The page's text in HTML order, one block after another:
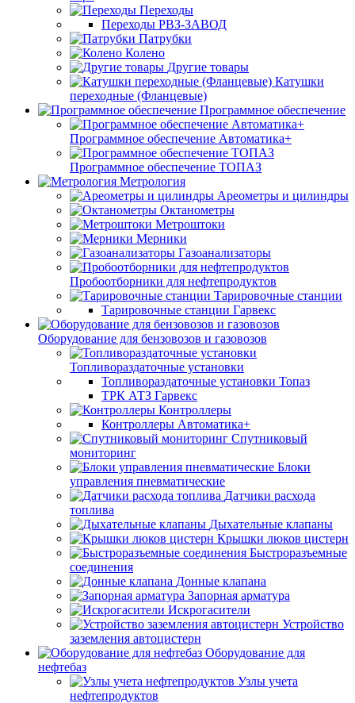
Переходы
Переходы РВЗ-ЗАВОД
Патрубки
Колено
Другие товары
Катушки
переходные (Фланцевые)
Программное обеспечение
Программное обеспечение Автоматика+
Программное обеспечение ТОПАЗ
Метрология
Ареометры и цилиндры
Октанометры
Метроштоки
Мерники
Газоанализаторы
Пробоотборники для нефтепродуктов
Тарировочные станции
Тарировочные станции Гарвекс
Оборудование для бензовозов и газовозов
Топливораздаточные установки
Топливораздаточные установки Топаз
ТРК АТЗ Гарвекс
Контроллеры
Контроллеры Автоматика+
Спутниковый
мониторинг
Блоки
управления пневматические
Датчики расхода
топлива
Дыхательные клапаны
Крышки люков цистерн
Быстроразъемные
соединения
Донные клапана
Запорная арматура
Искрогасители
Устройство
заземления автоцистерн
Оборудование для
нефтебаз
Узлы учета
нефтепродуктов